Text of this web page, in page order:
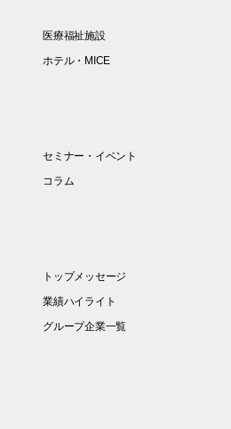
医療福祉施設
ホテル・MICE
セミナー・イベント
コラム
トップメッセージ
業績ハイライト
グループ企業一覧